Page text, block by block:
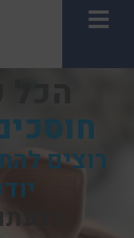
רוצים